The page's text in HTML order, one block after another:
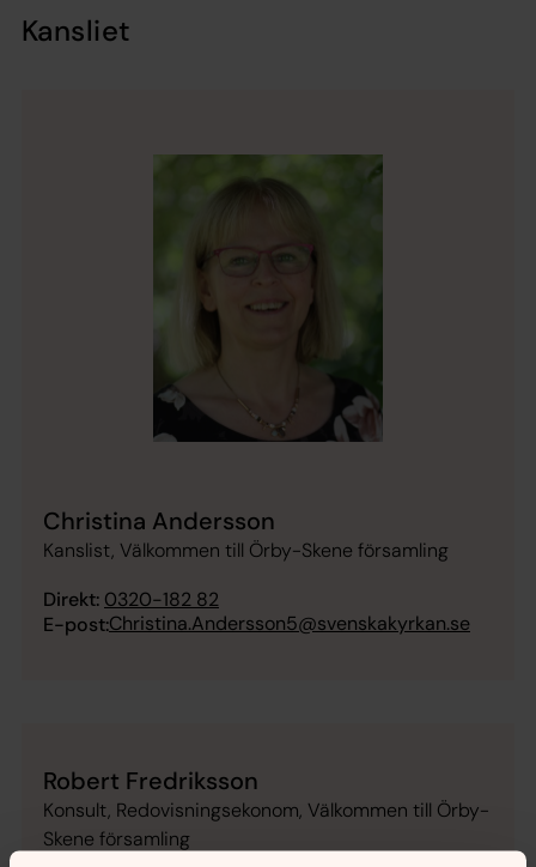
Kansliet
Christina Andersson
Kanslist, Välkommen till Örby-Skene församling
Direkt: 0320-182 82
E-post:Christina.Andersson5@svenskakyrkan.se
Robert Fredriksson
Konsult, Redovisningsekonom, Välkommen till Örby-
Skene församling